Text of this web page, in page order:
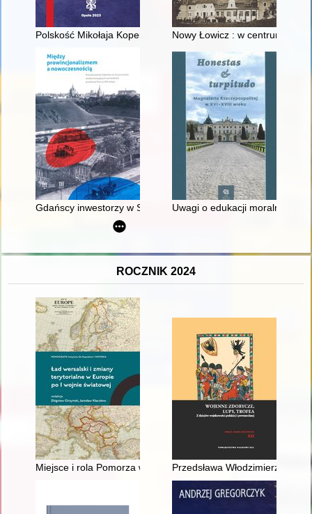
Polskość Mikołaja Kopernika z rodu ŚlązakaNowy Łowicz : w centrum
Gdańscy inwestorzy w Sopocie : prestiż finansowy i
Uwagi o edukacji moralnej
ROCZNIK 2024
Miejsce i rola Pomorza w polskim organizmie państwowym w
Przedsława Włodzimierzówna